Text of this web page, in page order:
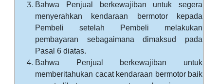
Bahwa Penjual berkewajiban untuk segera
menyerahkan kendaraan bermotor kepada
Pembeli setelah Pembeli melakukan
pembayaran sebagaimana dimaksud pada
Pasal 6 diatas.
Bahwa Penjual berkewajiban untuk
memberitahukan cacat kendaraan bermotor baik